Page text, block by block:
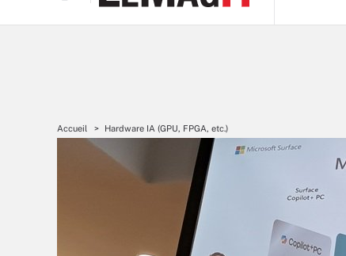
Accueil Hardware IA (GPU, FPGA, etc.)